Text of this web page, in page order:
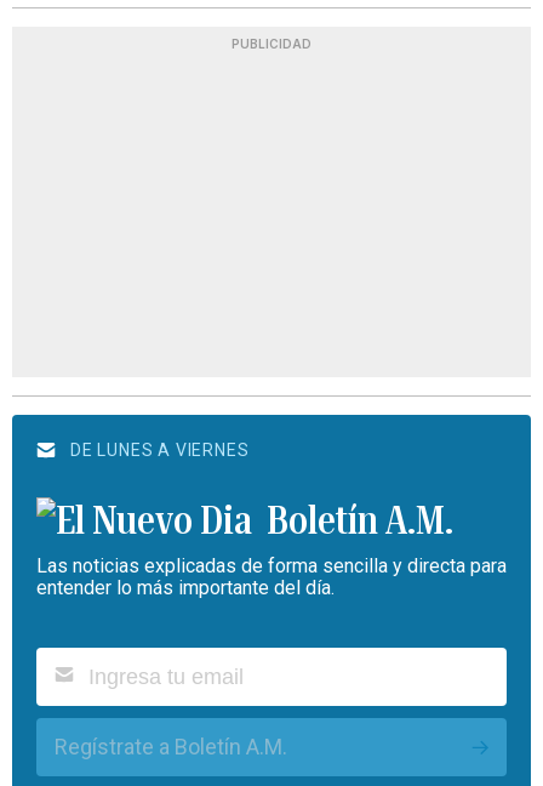
PUBLICIDAD
DE LUNES A VIERNES
Boletín A.M.
Las noticias explicadas de forma sencilla y directa para
entender lo más importante del día.
Regístrate a Boletín A.M.